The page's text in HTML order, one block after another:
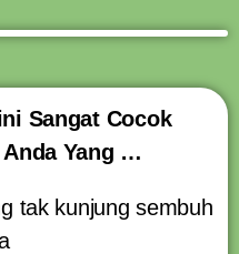
Sangat Cocok
Yang …
tak kunjung sembuh